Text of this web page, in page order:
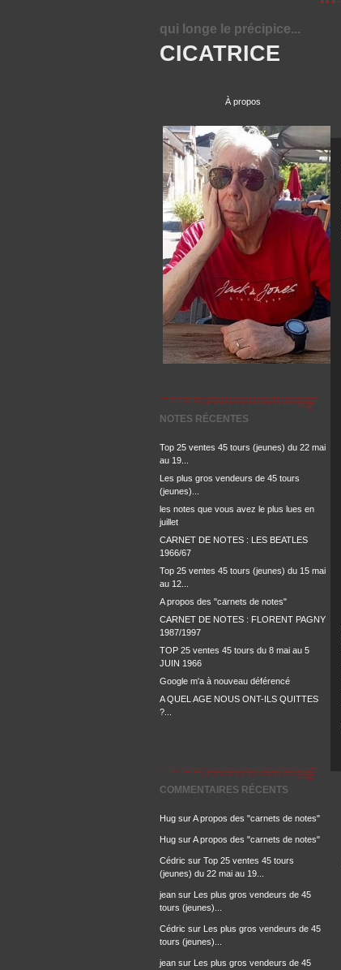
CICATRICE
qui longe le précipice...
À propos
NOTES RÉCENTES
Top 25 ventes 45 tours (jeunes) du 22 mai
au 19...
Les plus gros vendeurs de 45 tours
(jeunes)...
les notes que vous avez le plus lues en
juillet
CARNET DE NOTES : LES BEATLES
1966/67
Top 25 ventes 45 tours (jeunes) du 15 mai
au 12...
A propos des "carnets de notes"
CARNET DE NOTES : FLORENT PAGNY
1987/1997
TOP 25 ventes 45 tours du 8 mai au 5
JUIN 1966
Google m'a à nouveau déférencé
A QUEL AGE NOUS ONT-ILS QUITTES
?...
COMMENTAIRES RÉCENTS
Hug surA propos des "carnets de notes"
Hug surA propos des "carnets de notes"
Cédric sur Top 25 ventes 45 tours
(jeunes) du 22 mai au 19...
jean sur Les plus gros vendeurs de 45
tours (jeunes)...
Cédric sur Les plus gros vendeurs de 45
tours (jeunes)...
jean sur Les plus gros vendeurs de 45